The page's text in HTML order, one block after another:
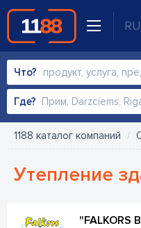
RU
Что?
Где?
1188 каталог компаний
Утепление
"FALKORS